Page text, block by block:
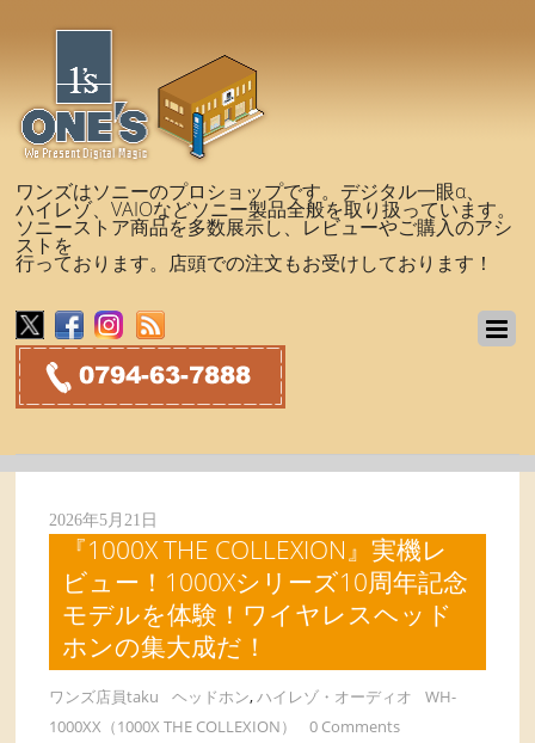
ワンズはソニーのプロショップです。デジタル一眼α、
ハイレゾ、VAIOなどソニー製品全般を取り扱っています。
ソニーストア商品を多数展示し、レビューやご購入のアシ
ストを
行っております。店頭での注文もお受けしております！
2026年5月21日
『1000X THE COLLEXION』実機レ
ビュー！1000Xシリーズ10周年記念
モデルを体験！ワイヤレスヘッド
ホンの集大成だ！
ワンズ店員taku ヘッドホン,ハイレゾ・オーディオ
WH-
1000XX（1000X THE COLLEXION）
0 Comments